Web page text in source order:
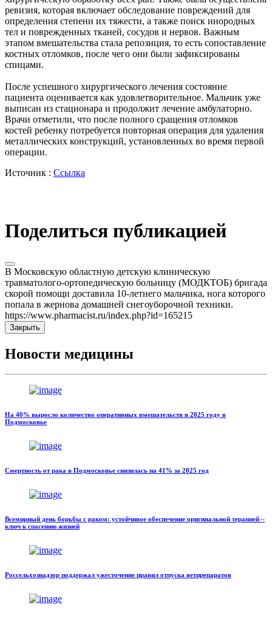
ревизия, которая включает обследование повреждений для
определения степени их тяжести, а также поиск инородных
тел и поврежденных тканей, сосудов и нервов. Важным
этапом вмешательства стала репозиция, то есть сопоставление
костных отломков, после чего они были зафиксированы
спицами.
После успешного хирургического лечения состояние
пациента оценивается как удовлетворительное. Мальчик уже
выписан из стационара и продолжит лечение амбулаторно.
Врачи отметили, что после полного сращения отломков
костей ребенку потребуется повторная операция для удаления
металлических конструкций, установленных во время первой
операции.
Источник : Ссылка
Поделиться публикацией
В Московскую областную детскую клиническую
травматолого-ортопедическую больницу (МОДКТОБ) бригада
скорой помощи доставила 10-летнего мальчика, нога которого
попала в жернова домашней снегоуборочной техники.
https://www.pharmacist.ru/index.php?id=165215
Закрыть
Новости медицины
На 40% выросло количество оперативных вмешательств в 2025 году в
Подмосковье
Смертность от рака в Подмосковье снизилась на 41% за 2025 год
Всемирный день борьбы с раком: устойчивое обеспечение оригинальной терапией –
ключ к спасению жизней
Россельхознадзор поддержал ужесточение правил отпуска ветпрепаратов